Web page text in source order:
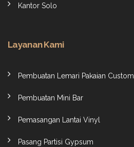
Kantor Solo
Layanan Kami
Pembuatan Lemari Pakaian Custom
Pembuatan Mini Bar
Pemasangan Lantai Vinyl
Pasang Partisi Gypsum